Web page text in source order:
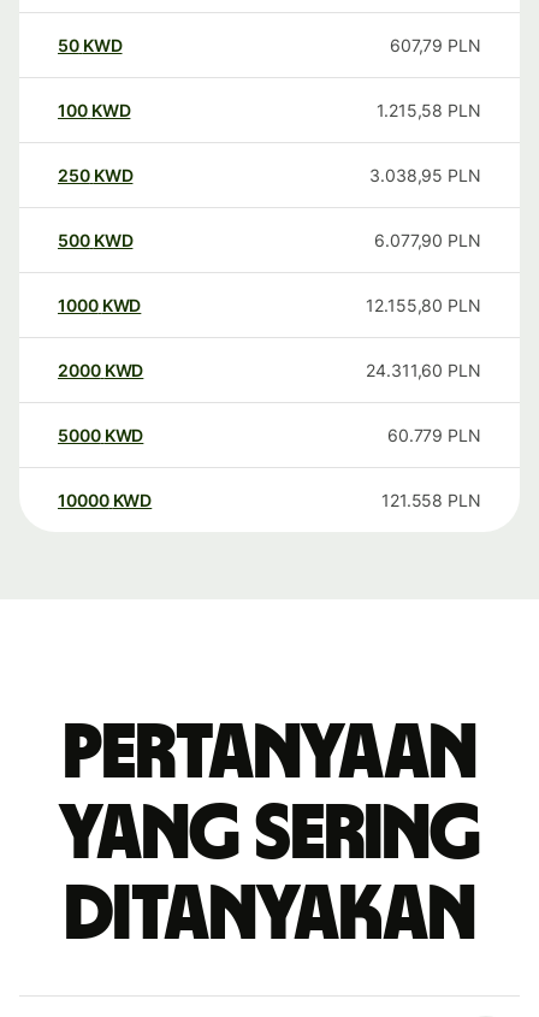
50 KWD 607,79 PLN
100 KWD 1.215,58 PLN
250 KWD 3.038,95 PLN
500 KWD 6.077,90 PLN
1000 KWD 12.155,80 PLN
2000 KWD 24.311,60 PLN
5000 KWD 60.779 PLN
10000 KWD 121.558 PLN
Pertanyaan
yang sering
ditanyakan